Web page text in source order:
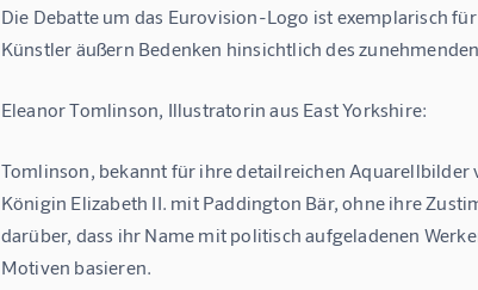
Die Debatte um das Eurovision-Logo ist exemplarisch
Künstler äußern Bedenken hinsichtlich des
Eleanor Tomlinson, Illustratorin aus East Yorkshire:
Tomlinson, bekannt für ihre detailreichen
Königin Elizabeth II. mit Paddington Bär, ohne ihre
darüber, dass ihr Name mit politisch aufgeladenen
Motiven basieren.